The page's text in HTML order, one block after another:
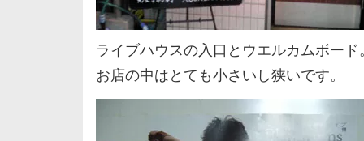
ライブハウスの入口とウエルカムボード
お店の中はとても小さいし狭いです。